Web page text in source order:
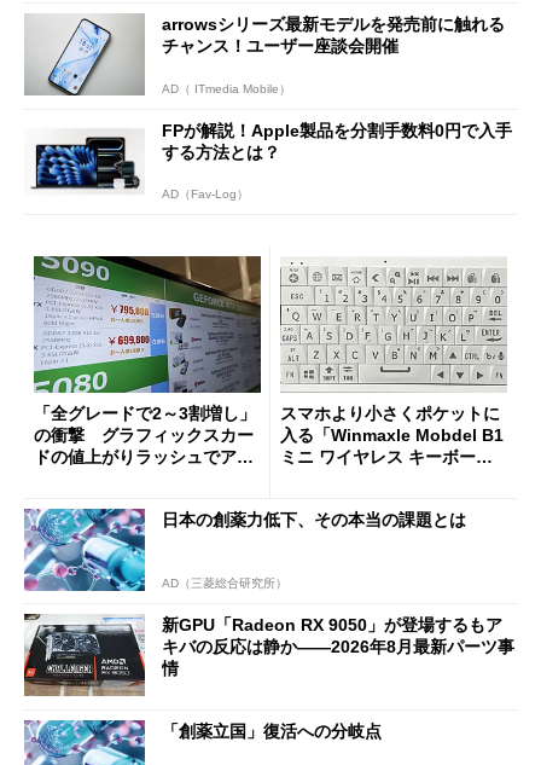
arrowsシリーズ最新モデルを発売前に触れる
チャンス！ユーザー座談会開催
AD（ ITmedia Mobile）
FPが解説！Apple製品を分割手数料0円で入手
する方法とは？
AD（Fav-Log）
「全グレードで2～3割増し」
の衝撃 グラフィックスカー
ドの値上がりラッシュでアキ
スマホより小さくポケットに
入る「Winmaxle Mobdel B1
ミニ ワイヤレス キーボー
日本の創薬力低下、その本当の課題とは
AD（三菱総合研究所）
新GPU「Radeon RX 9050」が登場するもア
キバの反応は静か――2026年8月最新パーツ事
情
「創薬立国」復活への分岐点